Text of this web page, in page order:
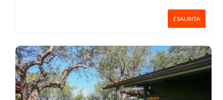
ESAURITA